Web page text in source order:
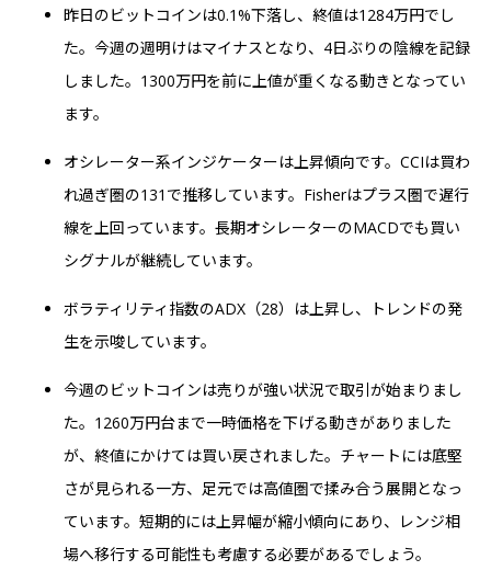
昨日のビットコインは0.1%下落し、終値は1284万円でし
た。今週の週明けはマイナスとなり、4日ぶりの陰線を記録
しました。1300万円を前に上値が重くなる動きとなってい
ます。
オシレーター系インジケーターは上昇傾向です。CCIは買わ
れ過ぎ圏の131で推移しています。Fisherはプラス圏で遅行
線を上回っています。長期オシレーターのMACDでも買い
シグナルが継続しています。
ボラティリティ指数のADX（28）は上昇し、トレンドの発
生を示唆しています。
今週のビットコインは売りが強い状況で取引が始まりまし
た。1260万円台まで一時価格を下げる動きがありました
が、終値にかけては買い戻されました。チャートには底堅
さが見られる一方、足元では高値圏で揉み合う展開となっ
ています。短期的には上昇幅が縮小傾向にあり、レンジ相
場へ移行する可能性も考慮する必要があるでしょう。